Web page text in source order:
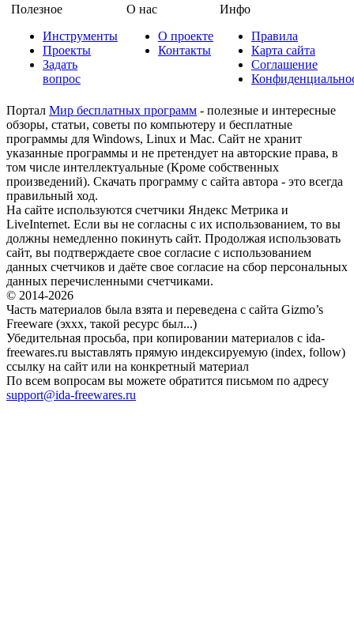
Полезное
Инструменты
Проекты
Задать
вопрос
О нас
О проекте
Контакты
Инфо
Правила
Карта сайта
Соглашение
Портал Мир бесплатных программ - полезные и интересные
обзоры, статьи, советы по компьютеру и бесплатные
программы для Windows, Linux и Mac. Сайт не хранит
указанные программы и не претендует на авторские права, в
том числе интеллектуальные (Кроме собственных
произведений). Скачать программу с сайта автора - это всегда
правильный ход.
На сайте используются счетчики Яндекс Метрика и
LiveInternet. Если вы не согласны с их использованием, то вы
должны немедленно покинуть сайт. Продолжая использовать
сайт, вы подтверждаете свое согласие с использованием
данных счетчиков и даёте свое согласие на сбор персональных
данных перечисленными счетчиками.
© 2014-2026
Часть материалов была взята и переведена с сайта Gizmo’s
Freeware (эххх, такой ресурс был...)
Убедительная просьба, при копировании материалов с ida-
freewares.ru выставлять прямую индексируемую (index, follow)
ссылку на сайт или на конкретный материал
По всем вопросам вы можете обратится письмом по адресу
support@ida-freewares.ru